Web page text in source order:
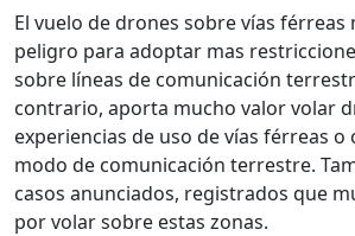
El vuelo de drones sobre vías férreas
peligro para adoptar mas
sobre líneas de comunicación
contrario, aporta mucho valor volar
experiencias de uso de vías férreas
modo de comunicación terrestre.
casos anunciados, registrados que
por volar sobre estas zonas.